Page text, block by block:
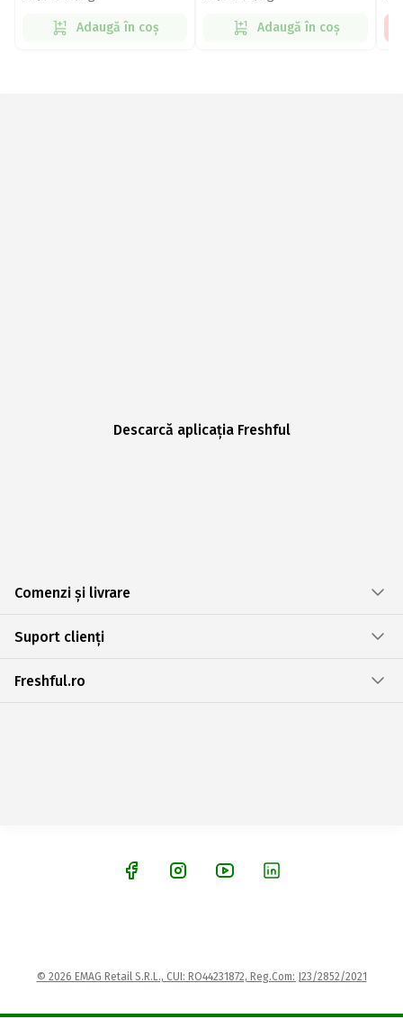
Adaugă în coș Adaugă în coș
Descarcă aplicația Freshful
Comenzi și livrare
Suport clienți
Freshful.ro
© 2026 EMAG Retail S.R.L., CUI: RO44231872, Reg.Com: J23/2852/2021